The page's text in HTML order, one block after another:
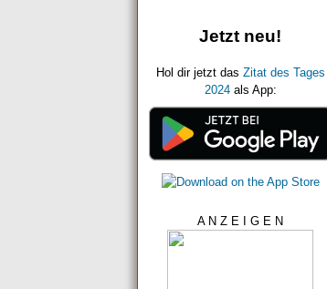
Jetzt neu!
Hol dir jetzt das Zitat des Tages
2024als App:
A N Z E I G E N